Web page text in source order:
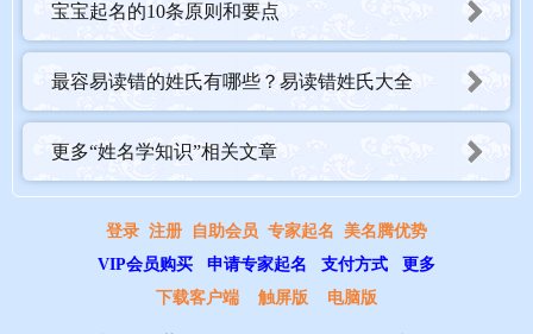
宝宝起名的10条原则和要点
最容易读错的姓氏有哪些？易读错姓氏大全
更多“姓名学知识”相关文章
登录 注册 自助会员 专家起名 美名腾优势
VIP会员购买
申请专家起名 支付方式
更多
下载客户端
触屏版 电脑版